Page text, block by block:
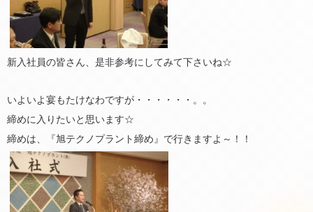
新入社員の皆さん、是非参考にしてみて下さいね☆
いよいよ宴もたけなわですが・・・・・・。。
締めに入りたいと思います☆
締めは、『旭テクノプラント締め』で行きますよ～！！